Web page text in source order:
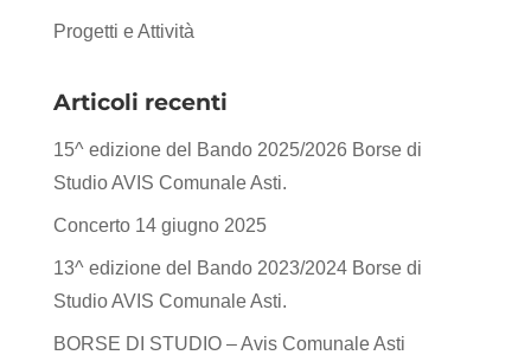
Progetti e Attività
Articoli recenti
15^ edizione del Bando 2025/2026 Borse di
Studio AVIS Comunale Asti.
Concerto 14 giugno 2025
13^ edizione del Bando 2023/2024 Borse di
Studio AVIS Comunale Asti.
BORSE DI STUDIO – Avis Comunale Asti